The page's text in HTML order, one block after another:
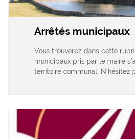
Arrêtés municipaux
Vous trouverez dans cette
municipaux pris par le maire
territoire communal. N’hésitez